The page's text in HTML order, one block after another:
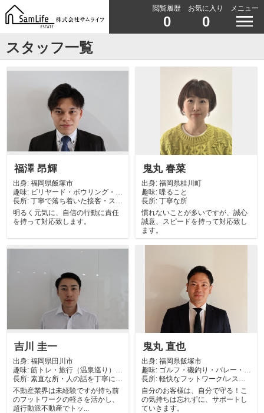
閲覧履歴
0
お気に入り
0
メニュー
スタッフ一覧
福澤 昂輝
出身: 福岡県飯塚市
趣味: ビリヤード・ボウリング・グ
ルメ旅
長所: 丁寧で落ち着いた接客・スピ
ードに自信あり
明るく元気に、自信の行動に責任
を持って対応致します。
鬼丸 春菜
出身: 福岡県桂川町
趣味: 喋ること
長所: 丁寧な所
慣れないことが多いですが、誠心
誠意、スピードを持って対応致し
ます。
吉川 圭一
出身: 福岡県田川市
趣味: 筋トレ・旅行（温泉巡り）バ
イク
長所: 素直な所・人の話を丁寧に聞
ける所・フット...
不動産業界は未経験ですが持ち前
のフットワークの軽さを活かし、
超行動派不動産でトッ...
鬼丸 直也
出身: 福岡県飯塚市
趣味: ゴルフ・磯釣り・バレー・居
酒屋・町内会
長所: 軽快なフットワーク/レスポ
ンスの早さ
自分のお客様は、自分で守る！こ
の気持ちは忘れずに、サポートし
ていきます。